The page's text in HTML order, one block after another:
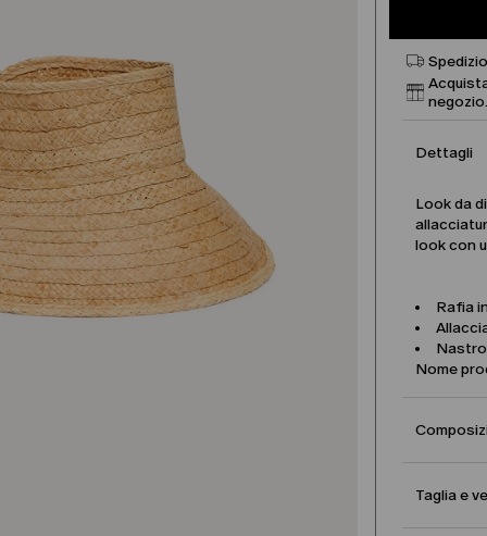
Dettagli
Look da
look con
Rafia
Nome
Taglia e